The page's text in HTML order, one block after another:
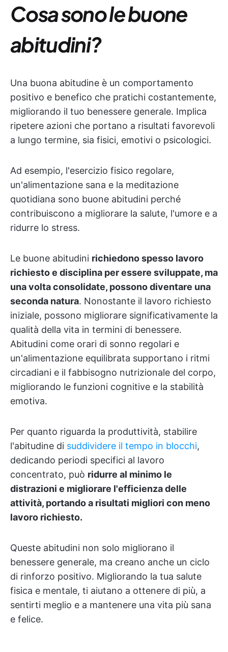
Cosa sono le buone
abitudini?
Una buona abitudine è un comportamento
positivo e benefico che pratichi costantemente,
migliorando il tuo benessere generale. Implica
ripetere azioni che portano a risultati favorevoli
a lungo termine, sia fisici, emotivi o psicologici.
Ad esempio, l'esercizio fisico regolare,
un'alimentazione sana e la meditazione
quotidiana sono buone abitudini perché
contribuiscono a migliorare la salute, l'umore e a
ridurre lo stress.
Le buone abitudini richiedono spesso lavoro
richiesto e disciplina per essere sviluppate, ma
una volta consolidate, possono diventare una
seconda natura. Nonostante il lavoro richiesto
iniziale, possono migliorare significativamente la
qualità della vita in termini di benessere.
Abitudini come orari di sonno regolari e
un'alimentazione equilibrata supportano i ritmi
circadiani e il fabbisogno nutrizionale del corpo,
migliorando le funzioni cognitive e la stabilità
emotiva.
Per quanto riguarda la produttività, stabilire
l'abitudine di suddividere il tempo in blocchi,
dedicando periodi specifici al lavoro
concentrato, può ridurre al minimo le
distrazioni e migliorare l'efficienza delle
attività, portando a risultati migliori con meno
lavoro richiesto.
Queste abitudini non solo migliorano il
benessere generale, ma creano anche un ciclo
di rinforzo positivo. Migliorando la tua salute
fisica e mentale, ti aiutano a ottenere di più, a
sentirti meglio e a mantenere una vita più sana
e felice.